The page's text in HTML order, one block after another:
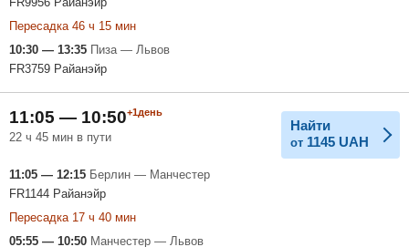
Пересадка 46 ч 15 мин
10:30 — 13:35 Пиза — Львов
FR3759 Райанэйр
11:05 — 10:50+1день
22 ч 45 мин в пути
Найти
от 1145 UAH
11:05 — 12:15 Берлин — Манчестер
FR1144 Райанэйр
Пересадка 17 ч 40 мин
05:55 — 10:50 Манчестер — Львов